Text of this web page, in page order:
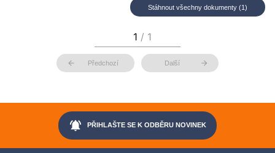
Stáhnout všechny dokumenty (1)
arrow_back Předchozí Další arrow_forward
notifications_active PŘIHLAŠTE SE K ODBĚRU NOVINEK